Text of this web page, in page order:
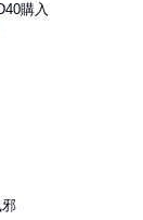
購入